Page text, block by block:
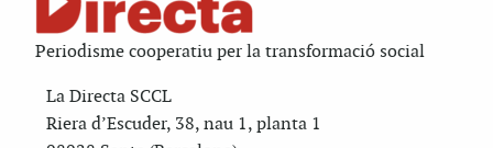
Periodisme cooperatiu per la transformació social
La Directa SCCL
Riera d’Escuder, 38, nau 1, planta 1